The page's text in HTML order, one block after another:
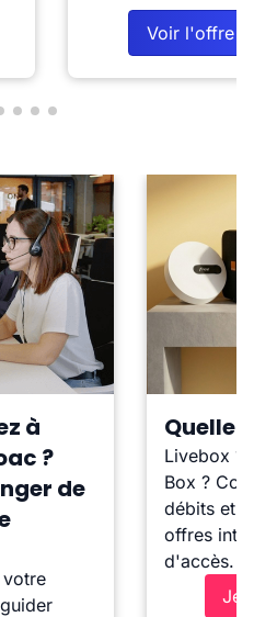
Voir l'offre
à
?
de
votre
Quelle
Livebox ?
Box ?
débits et
offres
d'accès.
Je